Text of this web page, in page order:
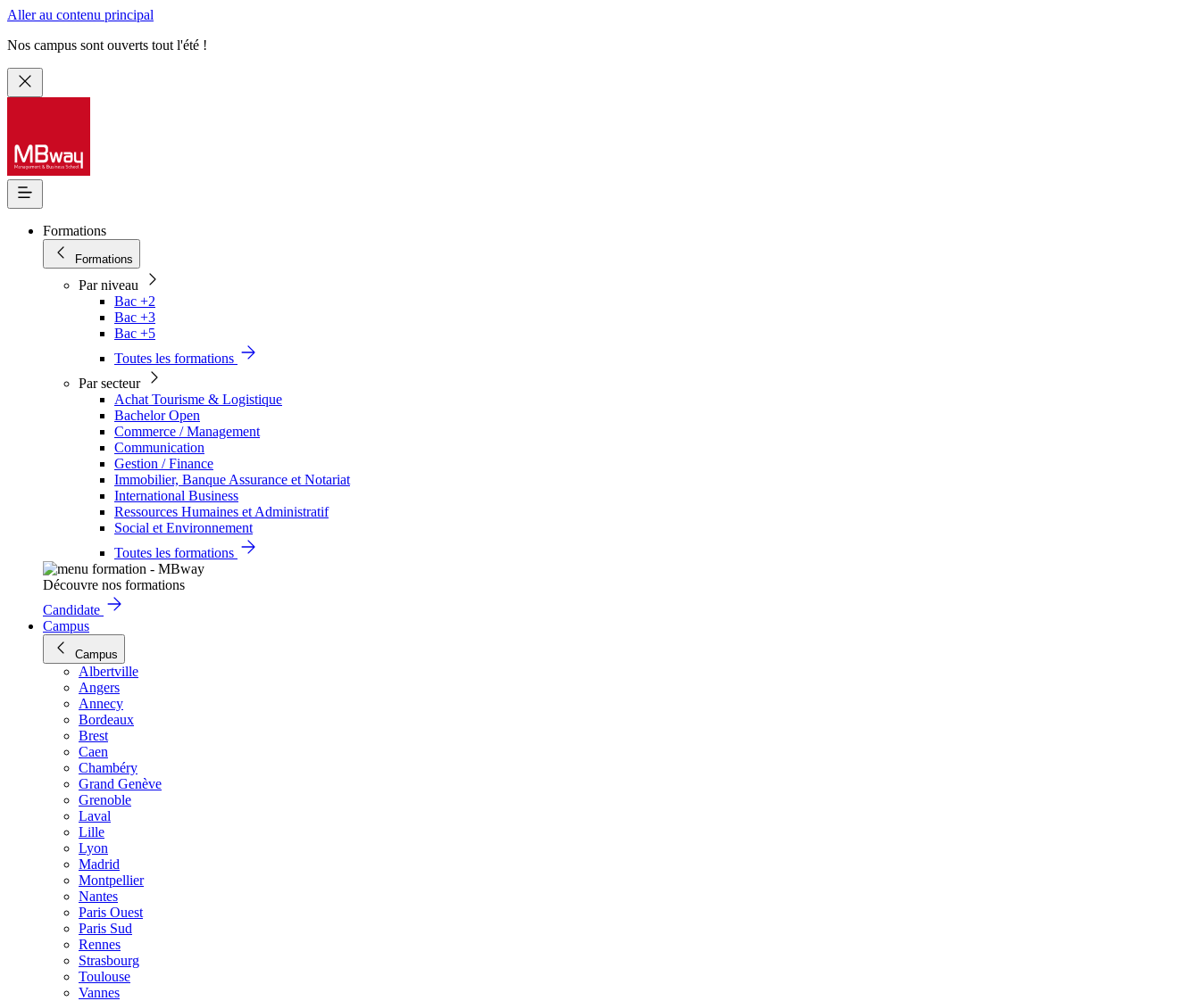
Aller au contenu principal
Nos campus sont ouverts tout l'été !
Formations
Formations
Par niveau
Bac +2
Bac +3
Bac +5
Toutes les formations
Par secteur
Achat Tourisme & Logistique
Bachelor Open
Commerce / Management
Communication
Gestion / Finance
Immobilier, Banque Assurance et Notariat
International Business
Ressources Humaines et Administratif
Social et Environnement
Toutes les formations
Découvre nos formations
Candidate
Campus
Campus
Albertville
Angers
Annecy
Bordeaux
Brest
Caen
Chambéry
Grand Genève
Grenoble
Laval
Lille
Lyon
Madrid
Montpellier
Nantes
Paris Ouest
Paris Sud
Rennes
Strasbourg
Toulouse
Vannes